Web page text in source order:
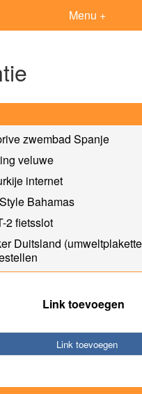
Menu +
zwembad Spanje
veluwe
internet
Bahamas
2 fietsslot
Duitsland
Link toevoegen
Link toevoegen